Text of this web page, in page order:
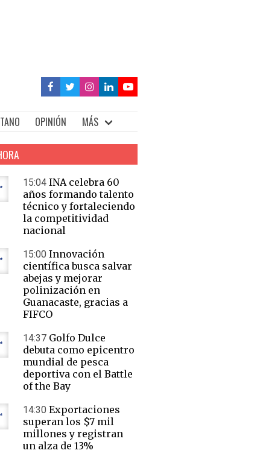
OPINIÓN MÁS
15:04 INA celebra 60
años formando talento
técnico y fortaleciendo
la competitividad
nacional
15:00 Innovación
científica busca salvar
abejas y mejorar
polinización en
Guanacaste, gracias a
FIFCO
14:37 Golfo Dulce
debuta como epicentro
mundial de pesca
deportiva con el Battle
of the Bay
14:30 Exportaciones
superan los $7 mil
millones y registran
un alza de 13%